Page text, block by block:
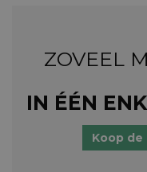
ZOVEEL
IN ÉÉN
Koop de